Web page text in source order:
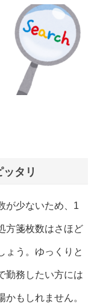
タリ
が少ないため、1
方箋枚数はさほど
ょう。ゆっくりと
勤務したい方には
かもしれません。